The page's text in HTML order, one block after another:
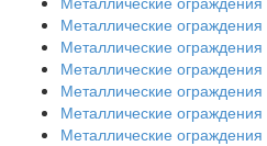
Металлические ограждения
Металлические
Металлические
Металлические ограждения
Металлические ограждения
Металлические